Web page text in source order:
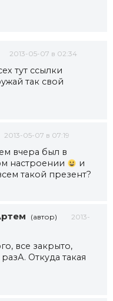
2013-05-07 в 02:34
тут ссылки
так свой
2013-05-07 в 07:19
вчера был в
настроении
и
такой презент?
(автор)
2013-
все закрыто,
Откуда такая